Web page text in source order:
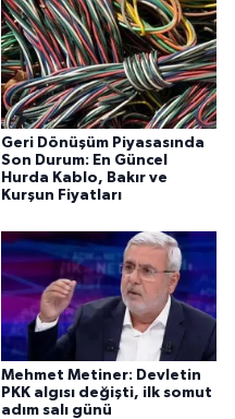
Geri Dönüşüm Piyasasında
Son Durum: En Güncel
Hurda Kablo, Bakır ve
Kurşun Fiyatları
Mehmet Metiner: Devletin
PKK algısı değişti, ilk somut
adım salı günü